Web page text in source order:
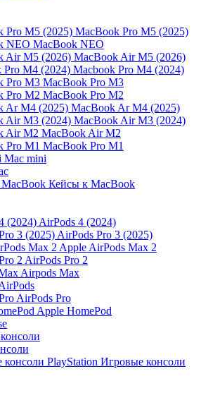
MacBook Pro M5 (2025)
MacBook NEO
MacBook Air M5 (2026)
Macbook Pro M4 (2024)
MacBook Pro M3
MacBook Pro M2
MacBook Ar M4 (2025)
MacBook Air M3 (2024)
MacBook Air M2
MacBook Pro M1
Mac mini
Кейсы к MacBook
AirPods 4 (2024)
AirPods Pro 3 (2025)
Apple AirPods Max 2
AirPods Pro 2
Airpods Max
AirPods Pro
Apple HomePod
Игровые консоли